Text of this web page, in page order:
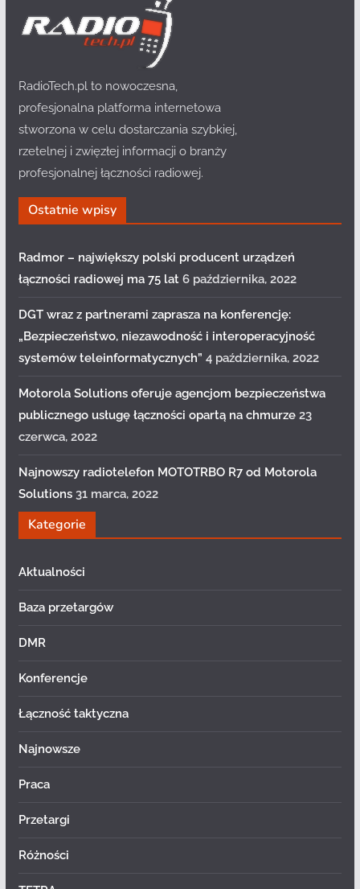
RadioTech.pl to nowoczesna,
profesjonalna platforma internetowa
stworzona w celu dostarczania szybkiej,
rzetelnej i zwięzłej informacji o branży
profesjonalnej łączności radiowej.
Ostatnie wpisy
Radmor – największy polski producent urządzeń
łączności radiowej ma 75 lat 6 października, 2022
DGT wraz z partnerami zaprasza na konferencję:
„Bezpieczeństwo, niezawodność i interoperacyjność
systemów teleinformatycznych” 4 października, 2022
Motorola Solutions oferuje agencjom bezpieczeństwa
publicznego usługę łączności opartą na chmurze 23
czerwca, 2022
Najnowszy radiotelefon MOTOTRBO R7 od Motorola
Solutions 31 marca, 2022
Kategorie
Aktualności
Baza przetargów
DMR
Konferencje
Łączność taktyczna
Najnowsze
Praca
Przetargi
Różności